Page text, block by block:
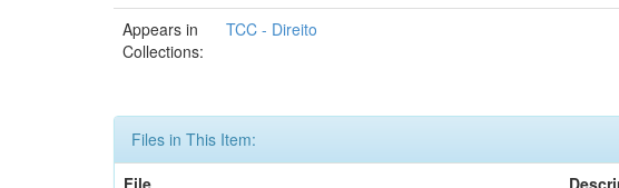
Appears in
Collections:
TCC - Direito
Files in This Item:
File